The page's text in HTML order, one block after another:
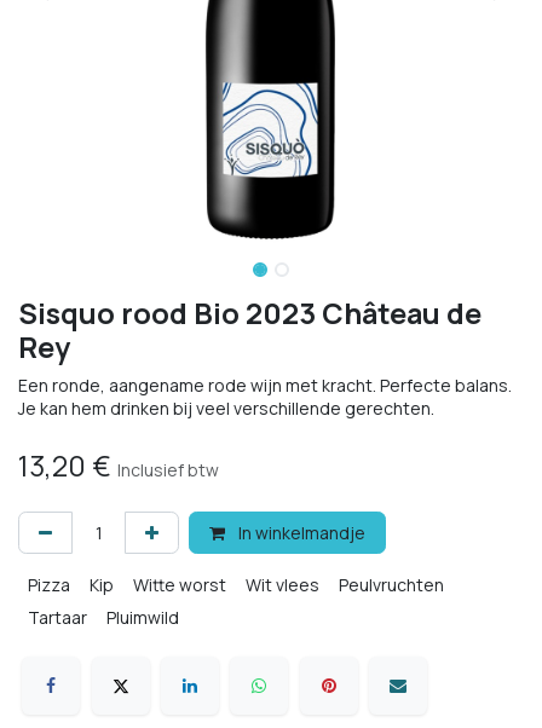
Sisquo rood Bio 2023 Château de
Rey
Een ronde, aangename rode wijn met kracht. Perfecte balans.
Je kan hem drinken bij veel verschillende gerechten.
13,20 € Inclusief btw
In winkelmandje
Pizza Kip Witte worst Wit vlees
Peulvruchten
Tartaar
Pluimwild